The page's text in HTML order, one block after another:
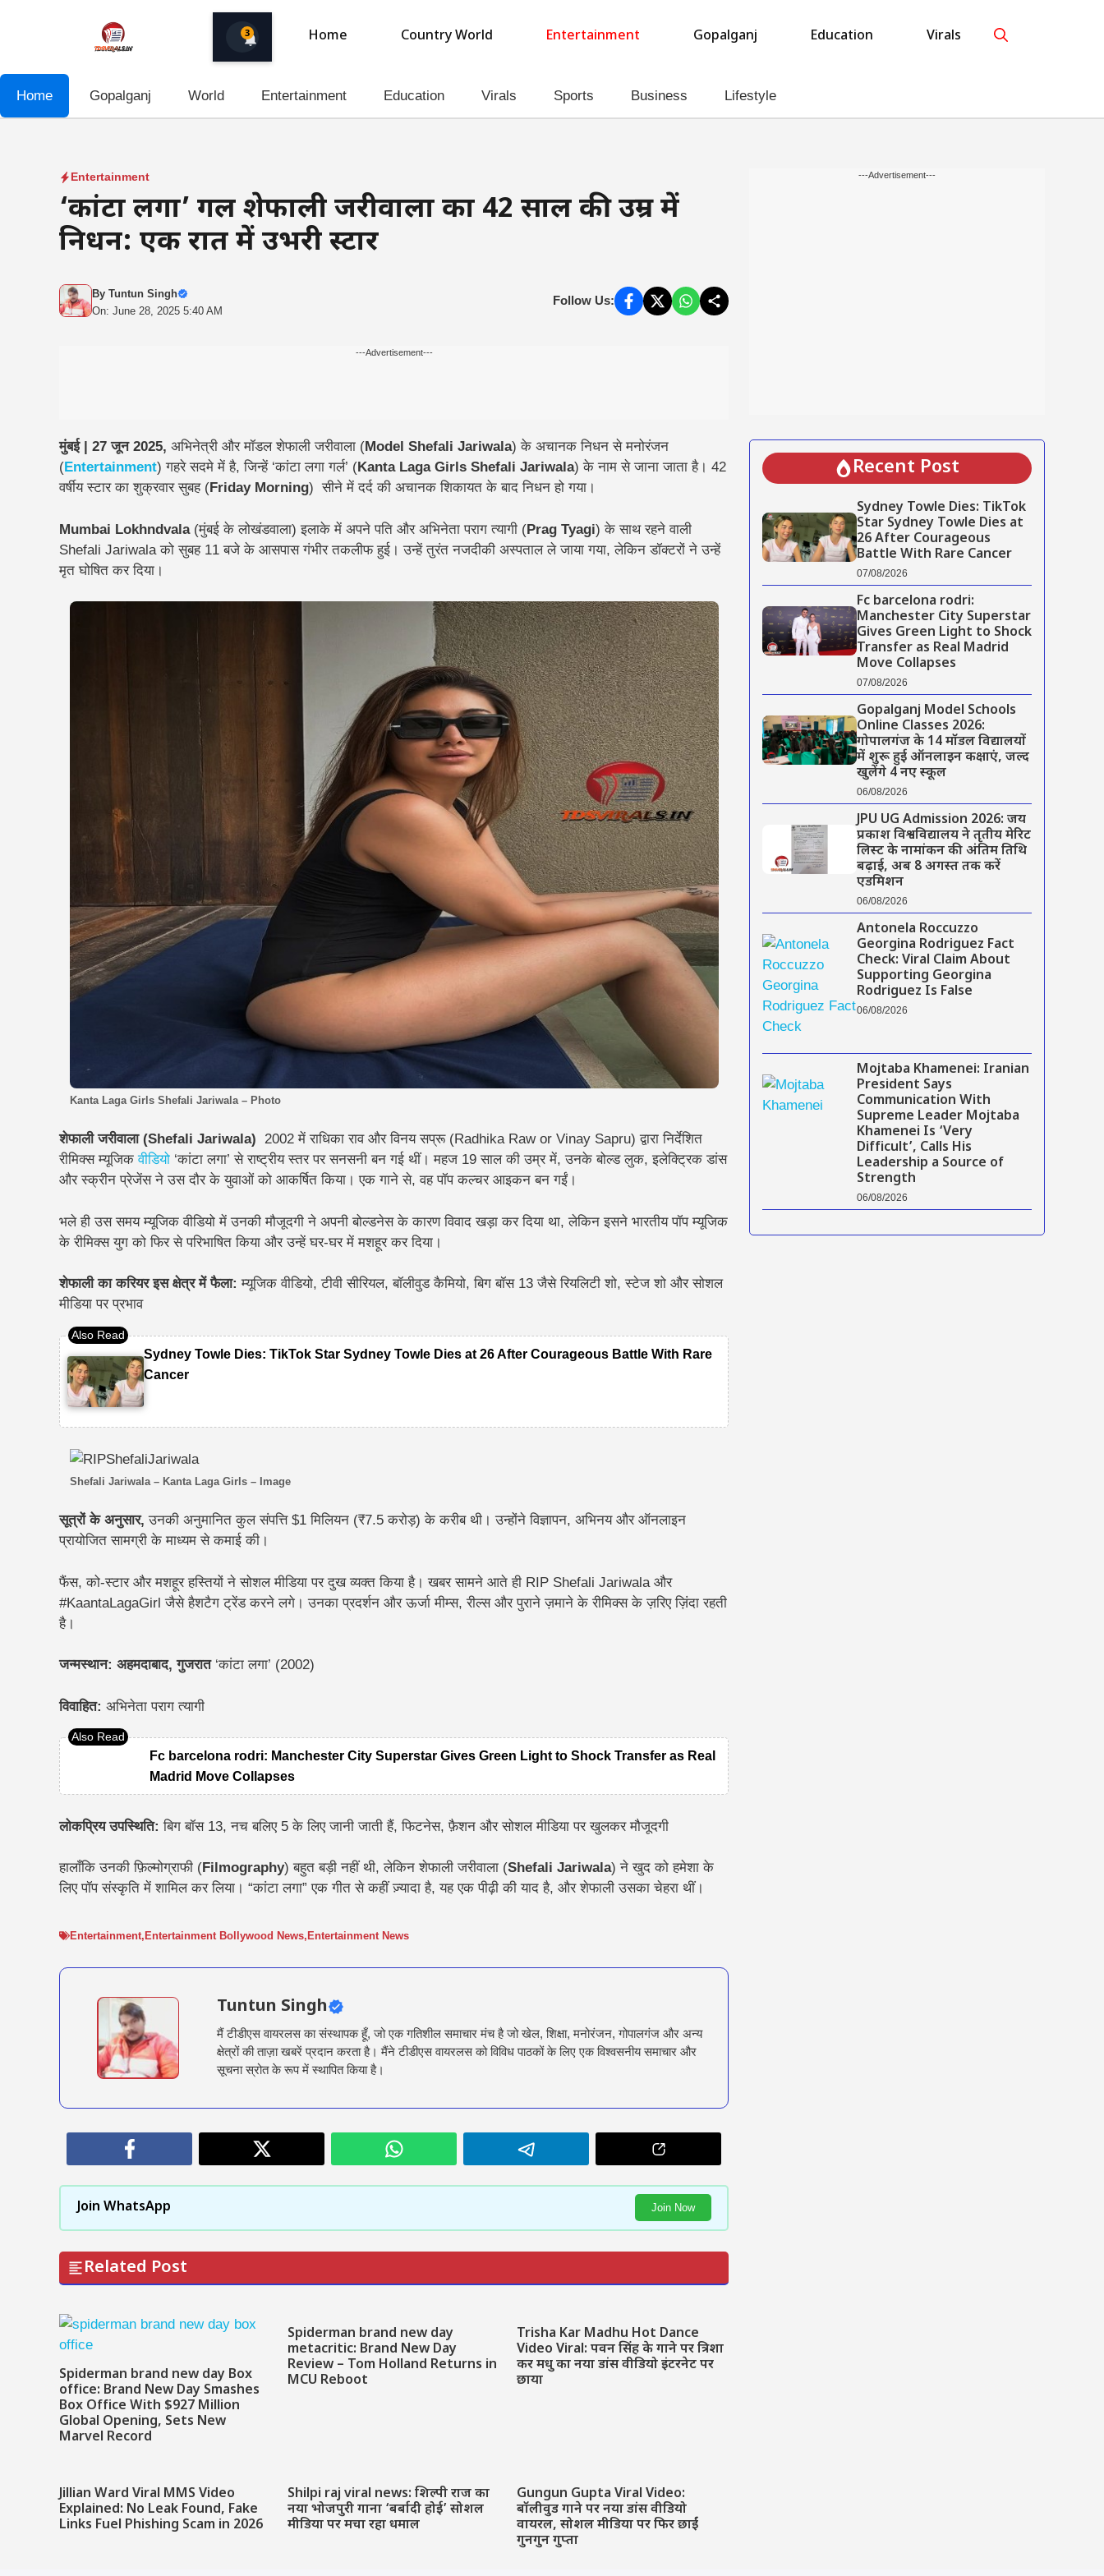
3 Home Country World Entertainment Gopalganj Education Virals
Home Gopalganj World Entertainment Education Virals Sports Business Lifestyle
Entertainment
‘कांटा लगा’ गर्ल शेफाली जरीवाला का 42 साल की उम्र में
निधन: एक रात में उभरी स्टार
By Tuntun Singh
On: June 28, 2025 5:40 AM
Follow Us:
---Advertisement---
मुंबई | 27 जून 2025, अभिनेत्री और मॉडल शेफाली जरीवाला (Model Shefali Jariwala) के अचानक निधन से मनोरंजन
(Entertainment) गहरे सदमे में है, जिन्हें ‘कांटा लगा गर्ल’ (Kanta Laga Girls Shefali Jariwala) के नाम से जाना जाता है। 42
वर्षीय स्टार का शुक्रवार सुबह (Friday Morning) सीने में दर्द की अचानक शिकायत के बाद निधन हो गया।
Mumbai Lokhndvala(मुंबई के लोखंडवाला) इलाके में अपने पति और अभिनेता पराग त्यागी (Prag Tyagi) के साथ रहने वाली
Shefali Jariwala को सुबह 11 बजे के आसपास गंभीर तकलीफ हुई। उन्हें तुरंत नजदीकी अस्पताल ले जाया गया, लेकिन डॉक्टरों ने उन्हें
मृत घोषित कर दिया।
Kanta Laga Girls Shefali Jariwala – Photo
शेफाली जरीवाला (Shefali Jariwala) 2002 में राधिका राव और विनय सप्रू (Radhika Raw or Vinay Sapru) द्वारा निर्देशित
रीमिक्स म्यूजिकवीडियो ‘कांटा लगा’ से राष्ट्रीय स्तर पर सनसनी बन गई थीं। महज 19 साल की उम्र में, उनके बोल्ड लुक, इलेक्ट्रिक डांस
और स्क्रीन प्रेजेंस ने उस दौर के युवाओं को आकर्षित किया। एक गाने से, वह पॉप कल्चर आइकन बन गईं।
भले ही उस समय म्यूजिक वीडियो में उनकी मौजूदगी ने अपनी बोल्डनेस के कारण विवाद खड़ा कर दिया था, लेकिन इसने भारतीय पॉप म्यूजिक
के रीमिक्स युग को फिर से परिभाषित किया और उन्हें घर-घर में मशहूर कर दिया।
शेफाली का करियर इस क्षेत्र में फैला:म्यूजिक वीडियो, टीवी सीरियल, बॉलीवुड कैमियो, बिग बॉस 13 जैसे रियलिटी शो, स्टेज शो और सोशल
मीडिया पर प्रभाव
Sydney Towle Dies: TikTok Star Sydney Towle Dies at 26 After Courageous Battle With Rare
Cancer
Shefali Jariwala – Kanta Laga Girls – Image
सूत्रों के अनुसार, उनकी अनुमानित कुल संपत्ति $1 मिलियन (₹7.5 करोड़) के करीब थी। उन्होंने विज्ञापन, अभिनय और ऑनलाइन
प्रायोजित सामग्री के माध्यम से कमाई की।
फैंस, को-स्टार और मशहूर हस्तियों ने सोशल मीडिया पर दुख व्यक्त किया है। खबर सामने आते ही RIP Shefali Jariwala और
#KaantaLagaGirl जैसे हैशटैग ट्रेंड करने लगे। उनका प्रदर्शन और ऊर्जा मीम्स, रील्स और पुराने ज़माने के रीमिक्स के ज़रिए ज़िंदा रहती
है।
जन्मस्थान: अहमदाबाद, गुजरात‘कांटा लगा’ (2002)
विवाहित: अभिनेता पराग त्यागी
Fc barcelona rodri: Manchester City Superstar Gives Green Light to Shock Transfer as Real
Madrid Move Collapses
लोकप्रिय उपस्थिति: बिग बॉस 13, नच बलिए 5 के लिए जानी जाती हैं, फिटनेस, फ़ैशन और सोशल मीडिया पर खुलकर मौजूदगी
हालाँकि उनकी फ़िल्मोग्राफी (Filmography) बहुत बड़ी नहीं थी, लेकिन शेफाली जरीवाला (Shefali Jariwala) ने खुद को हमेशा के
लिए पॉप संस्कृति में शामिल कर लिया। “कांटा लगा” एक गीत से कहीं ज़्यादा है, यह एक पीढ़ी की याद है, और शेफाली उसका चेहरा थीं।
Entertainment, Entertainment Bollywood News, Entertainment News
Tuntun Singh
मैं टीडीएस वायरलस का संस्थापक हूँ, जो एक गतिशील समाचार मंच है जो खेल, शिक्षा, मनोरंजन, गोपालगंज और अन्य
क्षेत्रों की ताज़ा खबरें प्रदान करता है। मैंने टीडीएस वायरलस को विविध पाठकों के लिए एक विश्वसनीय समाचार और
सूचना स्रोत के रूप में स्थापित किया है।
Join WhatsApp Join Now
Related Post
Spiderman brand new day Box
office: Brand New Day Smashes
Box Office With $927 Million
Global Opening, Sets New
Marvel Record
Spiderman brand new day
metacritic: Brand New Day
Review – Tom Holland Returns in
MCU Reboot
Trisha Kar Madhu Hot Dance
Video Viral: पवन सिंह के गाने पर त्रिशा
कर मधु का नया डांस वीडियो इंटरनेट पर
छाया
Jillian Ward Viral MMS Video
Explained: No Leak Found, Fake
Links Fuel Phishing Scam in 2026
Shilpi raj viral news: शिल्पी राज का
नया भोजपुरी गाना ‘बर्बादी होई’ सोशल
मीडिया पर मचा रहा धमाल
Gungun Gupta Viral Video:
बॉलीवुड गाने पर नया डांस वीडियो
वायरल, सोशल मीडिया पर फिर छाईं
गुनगुन गुप्ता
---Advertisement---
Recent Post
Sydney Towle Dies: TikTok
Star Sydney Towle Dies at
26 After Courageous
Battle With Rare Cancer
07/08/2026
Fc barcelona rodri:
Manchester City Superstar
Gives Green Light to Shock
Transfer as Real Madrid
Move Collapses
07/08/2026
Gopalganj Model Schools
Online Classes 2026:
गोपालगंज के 14 मॉडल विद्यालयों
में शुरू हुई ऑनलाइन कक्षाएं, जल्द
खुलेंगे 4 नए स्कूल
06/08/2026
JPU UG Admission 2026: जय
प्रकाश विश्वविद्यालय ने तृतीय मेरिट
लिस्ट के नामांकन की अंतिम तिथि
बढ़ाई, अब 8 अगस्त तक करें
एडमिशन
06/08/2026
Antonela Roccuzzo
Georgina Rodriguez Fact
Check: Viral Claim About
Supporting Georgina
Rodriguez Is False
06/08/2026
Mojtaba Khamenei: Iranian
President Says
Communication With
Supreme Leader Mojtaba
Khamenei Is ‘Very
Difficult’, Calls His
Leadership a Source of
Strength
06/08/2026